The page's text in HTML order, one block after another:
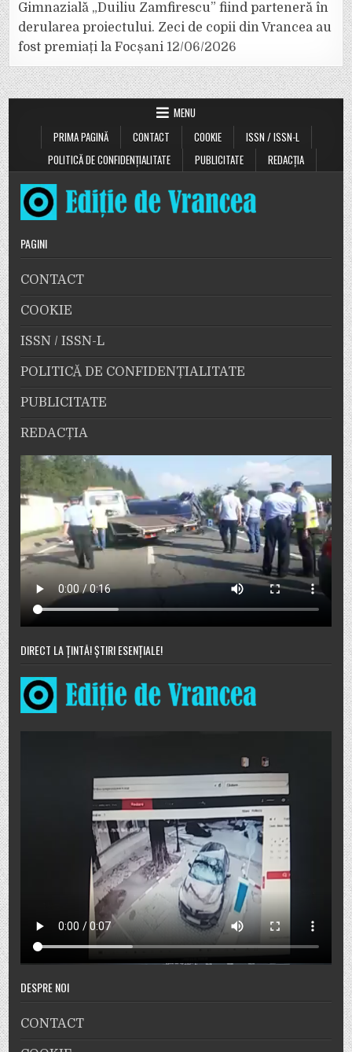
Gimnazială „Duiliu Zamfirescu” fiind parteneră în
derularea proiectului. Zeci de copii din Vrancea au
fost premiați la Focșani 12/06/2026
MENU
PRIMA PAGINĂ
CONTACT COOKIE
ISSN / ISSN-L
POLITICĂ DE CONFIDENȚIALITATE
PUBLICITATE REDACȚIA
PAGINI
CONTACT
COOKIE
ISSN / ISSN-L
POLITICĂ DE CONFIDENȚIALITATE
PUBLICITATE
REDACȚIA
DIRECT LA ȚINTĂ! ȘTIRI ESENȚIALE!
DESPRE NOI
CONTACT